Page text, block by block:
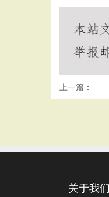
上一篇：
关于我们